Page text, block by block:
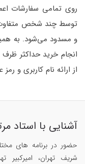
روی تمامی سفارشات
توسط چند شخص متفاوت
و مسدود می‌شود. به
از ارائه نام کاربری و
آشنایی با استاد
حضور در برنامه های
شریف تهران،